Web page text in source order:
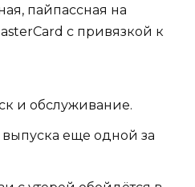
пайпассная на
с привязкой к
и обслуживание.
выпуска еще одной за